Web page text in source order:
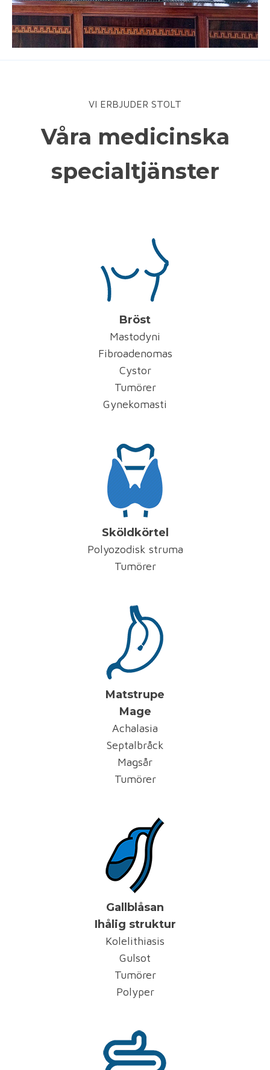
VI ERBJUDER STOLT
Våra medicinska
specialtjänster
Bröst
Mastodyni
Fibroadenomas
Cystor
Tumörer
Gynekomasti
Sköldkörtel
Polyozodisk struma
Tumörer
Matstrupe
Mage
Achalasia
Septalbråck
Magsår
Tumörer
Gallblåsan
Ihålig struktur
Kolelithiasis
Gulsot
Tumörer
Polyper